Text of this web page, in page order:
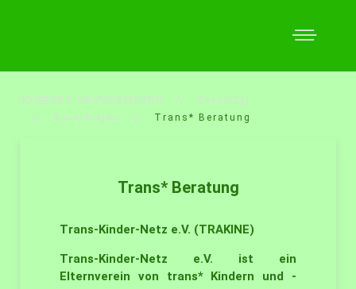
QUEERES BRANDENBURG
Beratung
Beratungen
Trans* Beratung
Trans* Beratung
Trans-Kinder-Netz e.V. (TRAKINE)
Trans-Kinder-Netz e.V. ist ein
Elternverein von trans* Kindern und -